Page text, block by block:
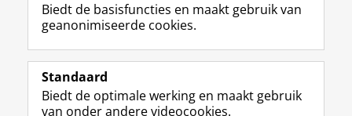
Volg de RUG
F
a
e
L
i
k
R
S
-
I
n
t
Y
o
T
Studiekiezers
Biedt de basisfuncties en maakt gebruik van
geanonimiseerde cookies.
Standaard
Biedt de optimale werking en maakt gebruik
van onder andere videocookies.